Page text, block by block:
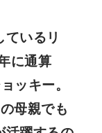
ている リ
に通算
ッキー。
母親でも